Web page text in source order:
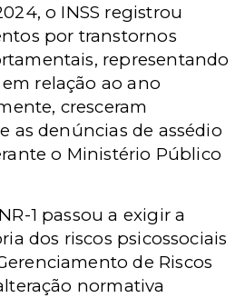
o INSS registrou
por transtornos
representando
relação ao ano
cresceram
as denúncias de assédio
o Ministério Público
1 passou a exigir a
dos riscos psicossociais
de Riscos
normativa